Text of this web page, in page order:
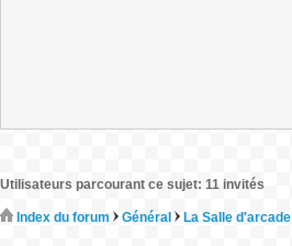
Utilisateurs parcourant ce sujet: 11 invités
Index du forum Général La Salle d'arcade